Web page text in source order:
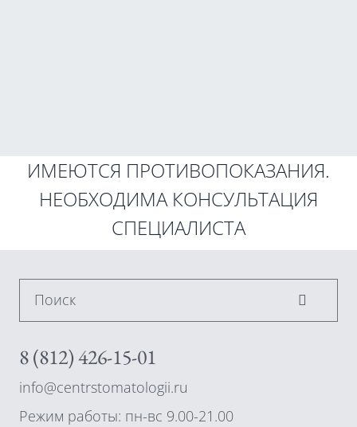
ИМЕЮТСЯ ПРОТИВОПОКАЗАНИЯ.
НЕОБХОДИМА КОНСУЛЬТАЦИЯ
СПЕЦИАЛИСТА
Поиск
8 (812) 426-15-01
info@centrstomatologii.ru
Режим работы: пн-вс 9.00-21.00